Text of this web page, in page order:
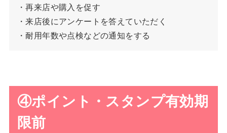
・再来店や購入を促す
・来店後にアンケートを答えていただく
・耐用年数や点検などの通知をする
④ポイント・スタンプ有効期
限前